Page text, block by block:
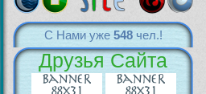
С Нами уже 548чел.!
Друзья Сайта